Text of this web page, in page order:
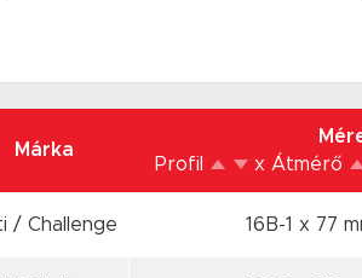
Márka
Profil
x Átmérő
/ Challenge 16B-1 x 77